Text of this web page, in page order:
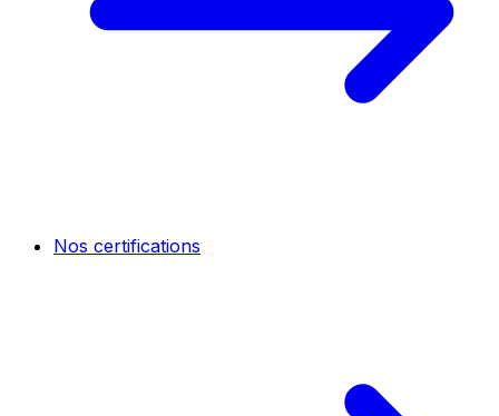
Nos certifications